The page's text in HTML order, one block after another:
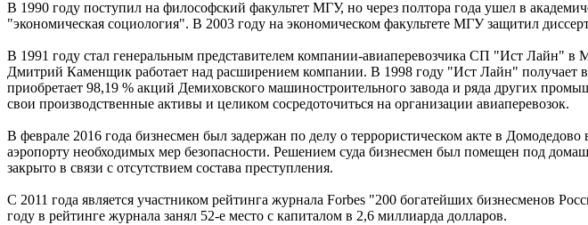
В 1990 году поступил на философский факультет МГУ, но через полтора года ушел в
"экономическая социология". В 2003 году на экономическом факультете МГУ защитил
В 1991 году стал генеральным представителем компании-авиаперевозчика СП "Ист Лайн"
Дмитрий Каменщик работает над расширением компании. В 1998 году "Ист Лайн" получает
приобретает 98,19 % акций Демиховского машиностроительного завода и ряда других
свои производственные активы и целиком сосредоточиться на организации авиаперевозок.
В феврале 2016 года бизнесмен был задержан по делу о террористическом акте в
аэропорту необходимых мер безопасности. Решением суда бизнесмен был помещен под
закрыто в связи с отсутствием состава преступления.
С 2011 года является участником рейтинга журнала Forbes "200 богатейших бизнесменов
году в рейтинге журнала занял 52-е место с капиталом в 2,6 миллиарда долларов.